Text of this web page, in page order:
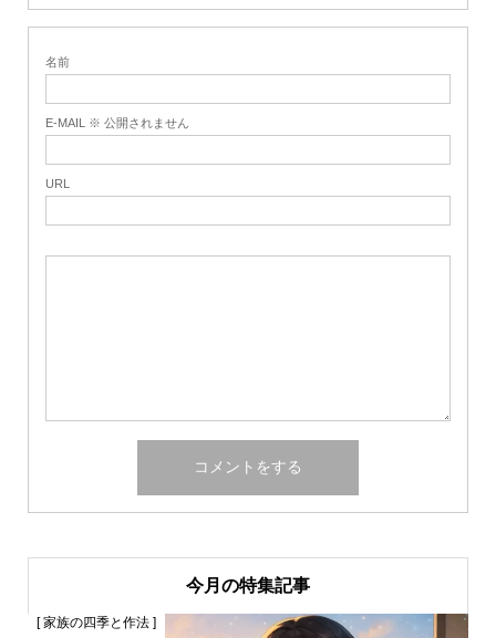
名前
E-MAIL ※ 公開されません
URL
今月の特集記事
[ 家族の四季と作法 ]